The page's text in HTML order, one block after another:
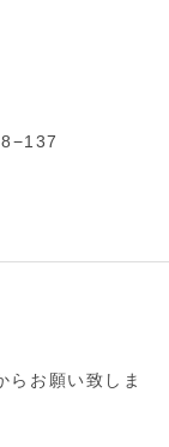
らお願い致しま